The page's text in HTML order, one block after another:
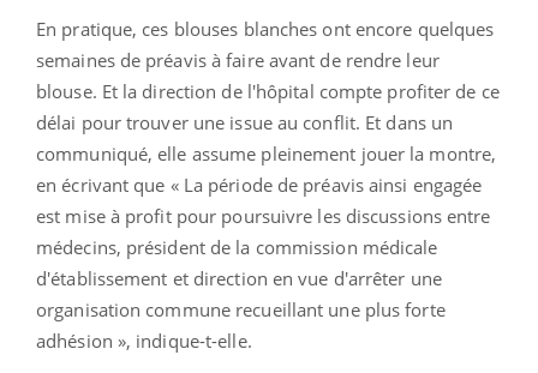
En pratique, ces blouses blanches ont encore quelques
semaines de préavis à faire avant de rendre leur
blouse. Et la direction de l'hôpital compte profiter de ce
délai pour trouver une issue au conflit. Et dans un
communiqué, elle assume pleinement jouer la montre,
en écrivant que « La période de préavis ainsi engagée
est mise à profit pour poursuivre les discussions entre
médecins, président de la commission médicale
d'établissement et direction en vue d'arrêter une
organisation commune recueillant une plus forte
adhésion », indique-t-elle.